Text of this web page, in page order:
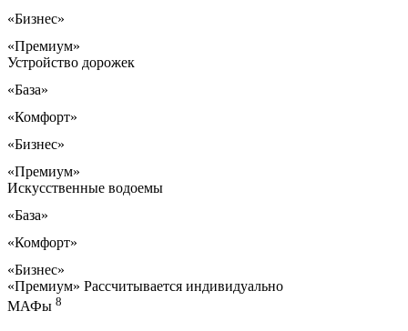
«Бизнес»
«Премиум»
Устройство дорожек
«База»
«Комфорт»
«Бизнес»
«Премиум»
Искусственные водоемы
«База»
«Комфорт»
«Бизнес»
«Премиум» Рассчитывается индивидуально
МАФы 8